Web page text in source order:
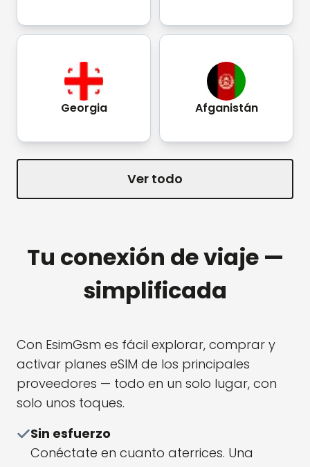
Georgia Afganistán
Ver todo
Tu conexión de viaje —
simplificada
Con EsimGsm es fácil explorar, comprar y
activar planes eSIM de los principales
proveedores — todo en un solo lugar, con
solo unos toques.
Sin esfuerzo
Conéctate en cuanto aterrices. Una